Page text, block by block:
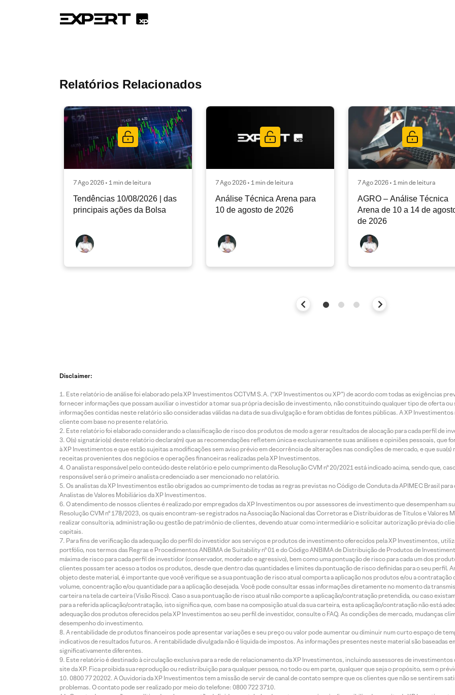
Relatórios Relacionados
7 Ago 2026 • 1 min de leitura
Tendências 10/08/2026 | das
principais ações da Bolsa
7 Ago 2026 • 1 min de leitura
Análise Técnica Arena para
10 de agosto de 2026
7 Ago 2026 • 1 min de leitura
AGRO – Análise Técnica
Arena de 10 a 14 de
de 2026
Disclaimer:
Este relatório de análise foi elaborado pela XP Investimentos CCTVM S.A. (“XP Investimentos ou XP”) de acordo com todas as exigências
fornecer informações que possam auxiliar o investidor a tomar sua própria decisão de investimento, não constituindo qualquer tipo de oferta
informações contidas neste relatório são consideradas válidas na data de sua divulgação e foram obtidas de fontes públicas. A XP
cliente com base no presente relatório.
Este relatório foi elaborado considerando a classificação de risco dos produtos de modo a gerar resultados de alocação para cada perfil de
O(s) signatário(s) deste relatório declara(m) que as recomendações refletem única e exclusivamente suas análises e opiniões pessoais, que
à XP Investimentos e que estão sujeitas a modificações sem aviso prévio em decorrência de alterações nas condições de mercado, e que
receitas provenientes dos negócios e operações financeiras realizadas pela XP Investimentos.
O analista responsável pelo conteúdo deste relatório e pelo cumprimento da Resolução CVM nº 20/2021 está indicado acima, sendo que,
responsável será o primeiro analista credenciado a ser mencionado no relatório.
Os analistas da XP Investimentos estão obrigados ao cumprimento de todas as regras previstas no Código de Conduta da APIMEC Brasil
Analistas de Valores Mobiliários da XP Investimentos.
O atendimento de nossos clientes é realizado por empregados da XP Investimentos ou por assessores de investimento que desempenham
Resolução CVM nº 178/2023, os quais encontram-se registrados na Associação Nacional das Corretoras e Distribuidoras de Títulos e Valores
realizar consultoria, administração ou gestão de patrimônio de clientes, devendo atuar como intermediário e solicitar autorização prévia do
capitais.
Para fins de verificação da adequação do perfil do investidor aos serviços e produtos de investimento oferecidos pela XP Investimentos,
portfólio, nos termos das Regras e Procedimentos ANBIMA de Suitability nº 01 e do Código ANBIMA de Distribuição de Produtos de
máxima de risco para cada perfil de investidor (conservador, moderado e agressivo), bem como uma pontuação de risco para cada um dos
clientes possam ter acesso a todos os produtos, desde que dentro das quantidades e limites da pontuação de risco definidas para o seu perfil.
objeto deste material, é importante que você verifique se a sua pontuação de risco atual comporta a aplicação nos produtos e/ou a contratação
volume, concentração e/ou quantidade para a aplicação desejada. Você pode consultar essas informações diretamente no momento da
carteira na tela de carteira (Visão Risco). Caso a sua pontuação de risco atual não comporte a aplicação/contratação pretendida, ou caso
para a referida aplicação/contratação, isto significa que, com base na composição atual da sua carteira, esta aplicação/contratação não está
adequação dos produtos oferecidos pela XP Investimentos ao seu perfil de investidor, consulte o FAQ. As condições de mercado, mudanças
desempenho do investimento.
A rentabilidade de produtos financeiros pode apresentar variações e seu preço ou valor pode aumentar ou diminuir num curto espaço de
indicativos de resultados futuros. A rentabilidade divulgada não é líquida de impostos. As informações presentes neste material são baseadas
significativamente diferentes.
Este relatório é destinado à circulação exclusiva para a rede de relacionamento da XP Investimentos, incluindo assessores de investimentos
site da XP. Fica proibida sua reprodução ou redistribuição para qualquer pessoa, no todo ou em parte, qualquer que seja o propósito, sem o
0800 77 20202. A Ouvidoria da XP Investimentos tem a missão de servir de canal de contato sempre que os clientes que não se sentirem
problemas. O contato pode ser realizado por meio do telefone: 0800 722 3710.